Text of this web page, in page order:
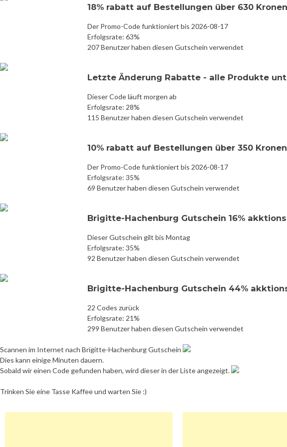
18% rabatt auf Bestellungen über 630
Der Promo-Code funktioniert bis 2026-08-17
Erfolgsrate: 63%
207 Benutzer haben diesen Gutschein verwendet
Letzte Änderung Rabatte - alle Produkte
Dieser Code läuft morgen ab
Erfolgsrate: 28%
115 Benutzer haben diesen Gutschein verwendet
10% rabatt auf Bestellungen über 350
Der Promo-Code funktioniert bis 2026-08-17
Erfolgsrate: 35%
69 Benutzer haben diesen Gutschein verwendet
Brigitte-Hachenburg Gutschein 16%
Dieser Gutschein gilt bis Montag
Erfolgsrate: 35%
92 Benutzer haben diesen Gutschein verwendet
Brigitte-Hachenburg Gutschein 44%
22 Codes zurück
Erfolgsrate: 21%
299 Benutzer haben diesen Gutschein verwendet
Scannen im Internet nach Brigitte-Hachenburg Gutschein
Dies kann einige Minuten dauern.
Sobald wir einen Code gefunden haben, wird dieser in der Liste angezeigt.
Trinken Sie eine Tasse Kaffee und warten Sie :)